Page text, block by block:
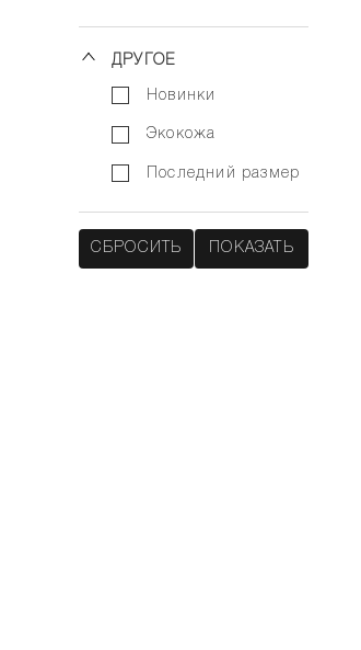
ДРУГОЕ
новинки
экокожа
последний размер